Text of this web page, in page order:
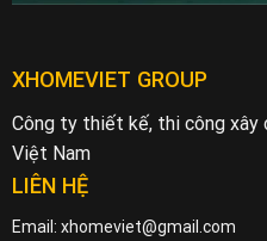
XHOMEVIET GROUP
Công ty thiết kế, thi công xây
Việt Nam
LIÊN HỆ
Email: xhomeviet@gmail.com